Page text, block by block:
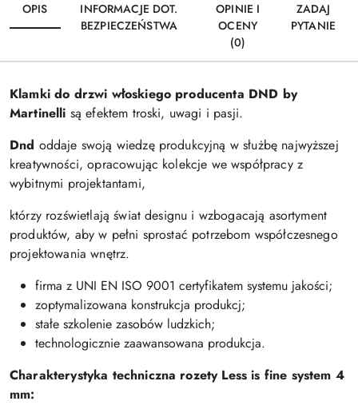
OPIS
INFORMACJE DOT.
BEZPIECZEŃSTWA
OPINIE I
OCENY
(0)
ZADAJ
PYTANIE
Klamki do drzwi włoskiego producenta DND by
Martinelli są efektem troski, uwagi i pasji.
Dnd oddaje swoją wiedzę produkcyjną w służbę najwyższej
kreatywności, opracowując kolekcje we współpracy z
wybitnymi projektantami,
którzy rozświetlają świat designu i wzbogacają asortyment
produktów, aby w pełni sprostać potrzebom współczesnego
projektowania wnętrz.
firma z UNI EN ISO 9001 certyfikatem systemu jakości;
zoptymalizowana konstrukcja produkcj;
stałe szkolenie zasobów ludzkich;
technologicznie zaawansowana produkcja.
Charakterystyka techniczna rozety Less is fine system 4
mm: